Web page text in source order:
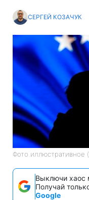
СЕРГЕЙ КОЗАЧУК
Фото иллюстративное
Выключи хаос
Получай
Google